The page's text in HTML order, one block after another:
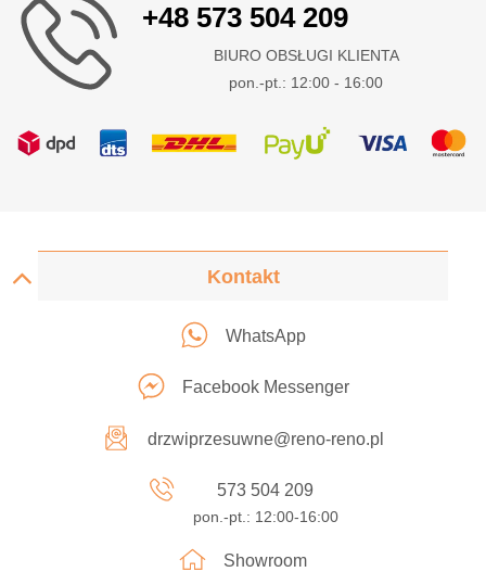
+48 573 504 209
BIURO OBSŁUGI KLIENTA
pon.-pt.: 12:00 - 16:00
Kontakt
WhatsApp
Facebook Messenger
drzwiprzesuwne@reno-reno.pl
573 504 209
pon.-pt.: 12:00-16:00
Showroom